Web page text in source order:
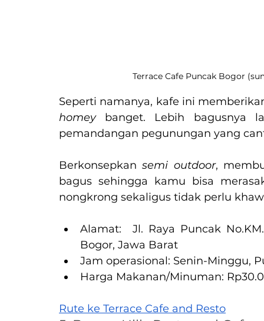
Terrace Cafe Puncak Bogor
Seperti namanya, kafe ini
homey banget. Lebih bagusnya
pemandangan pegunungan yang
Berkonsepkan semi outdoor,
bagus sehingga kamu bisa
nongkrong sekaligus tidak perlu
Alamat:  Jl. Raya Puncak No.KM
Bogor, Jawa Barat
Jam operasional: Senin-Minggu,
Harga Makanan/Minuman:
Rute ke Terrace Cafe and Resto